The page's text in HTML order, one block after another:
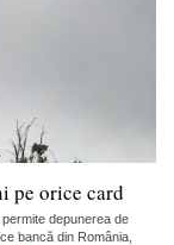
pe orice card
depunerea de
bancă din România,